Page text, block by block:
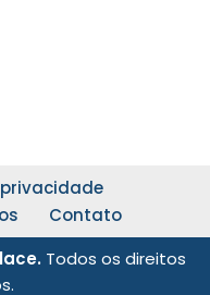
Contato
Todos os direitos